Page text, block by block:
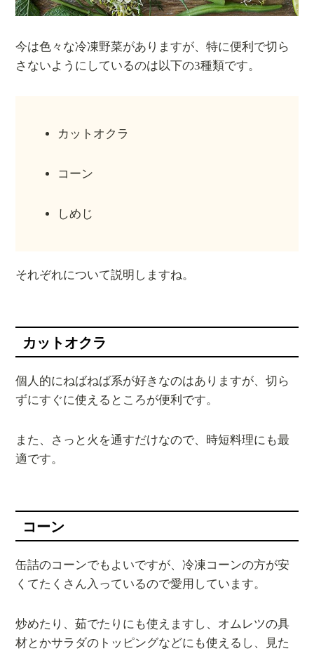
今は色々な冷凍野菜がありますが、特に便利で切ら
さないようにしているのは以下の3種類です。
カットオクラ
コーン
しめじ
それぞれについて説明しますね。
カットオクラ
個人的にねばねば系が好きなのはありますが、切ら
ずにすぐに使えるところが便利です。
また、さっと火を通すだけなので、時短料理にも最
適です。
コーン
缶詰のコーンでもよいですが、冷凍コーンの方が安
くてたくさん入っているので愛用しています。
炒めたり、茹でたりにも使えますし、オムレツの具
材とかサラダのトッピングなどにも使えるし、見た